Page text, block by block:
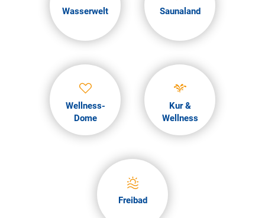
Wasserwelt Saunaland
Wellness-
Dome
Kur &
Wellness
Freibad